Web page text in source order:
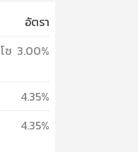
อัตรา
ซ 3.00%
4.35%
4.35%